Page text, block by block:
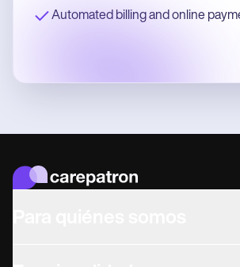
Automated billing and online